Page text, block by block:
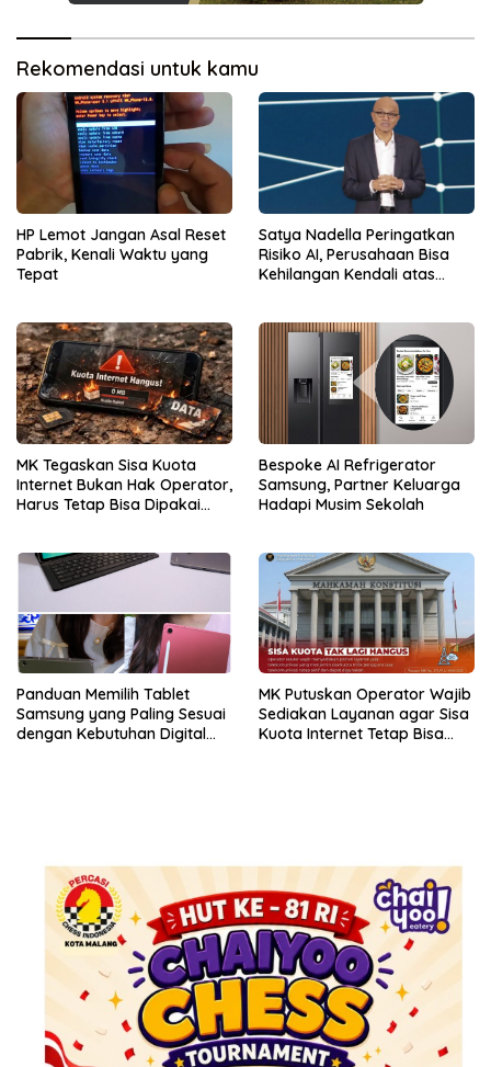
Rekomendasi untuk kamu
HP Lemot Jangan Asal Reset
Pabrik, Kenali Waktu yang
Tepat
Satya Nadella Peringatkan
Risiko AI, Perusahaan Bisa
Kehilangan Kendali atas
MK Tegaskan Sisa Kuota
Internet Bukan Hak Operator,
Harus Tetap Bisa Dipakai
Bespoke AI Refrigerator
Samsung, Partner Keluarga
Hadapi Musim Sekolah
Panduan Memilih Tablet
Samsung yang Paling Sesuai
dengan Kebutuhan Digital
MK Putuskan Operator Wajib
Sediakan Layanan agar Sisa
Kuota Internet Tetap Bisa